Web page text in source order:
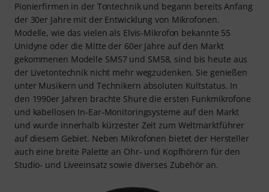
Pionierfirmen in der Tontechnik und begann bereits Anfang
der 30er Jahre mit der Entwicklung von Mikrofonen.
Modelle, wie das vielen als Elvis-Mikrofon bekannte 55
Unidyne oder die Mitte der 60er Jahre auf den Markt
gekommenen Modelle SM57 und SM58, sind bis heute aus
der Livetontechnik nicht mehr wegzudenken. Sie genießen
unter Musikern und Technikern absoluten Kultstatus. In
den 1990er Jahren brachte Shure die ersten Funkmikrofone
und kabellosen In-Ear-Monitoringsysteme auf den Markt
und wurde innerhalb kürzester Zeit zum Weltmarktführer
auf diesem Gebiet. Neben Mikrofonen bietet der Hersteller
auch eine breite Palette an Ohr- und Kopfhörern für den
Studio- und Liveeinsatz sowie diverses Zubehör an.